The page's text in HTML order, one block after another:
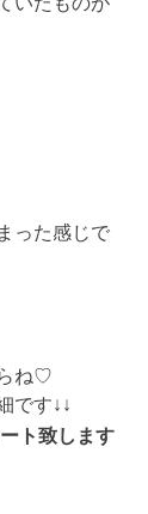
った感じで
ね♡
です↓↓
ト致します